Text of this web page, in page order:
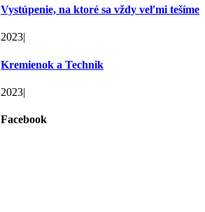
Vystúpenie, na ktoré sa vždy veľmi tešíme
2023|
Kremienok a Technik
2023|
Facebook